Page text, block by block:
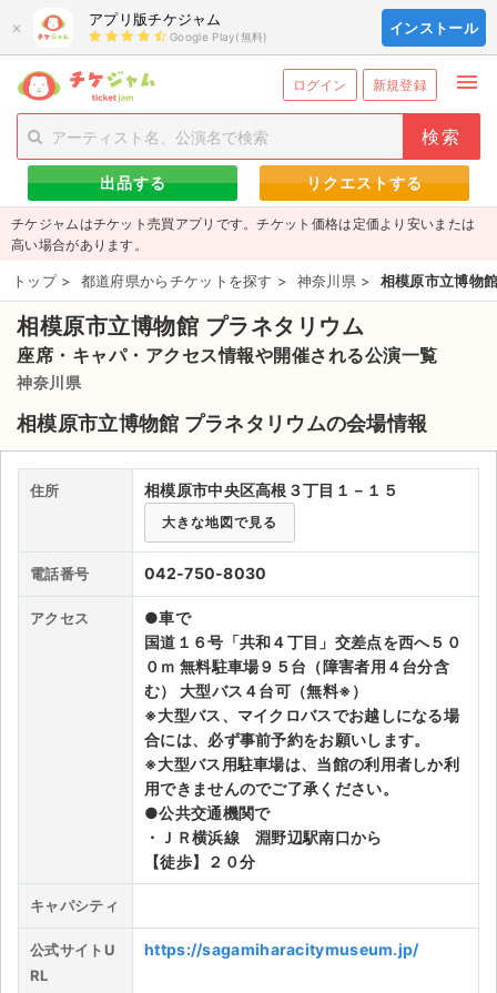
× アプリ版チケジャム
Google Play(無料) インストール
ログイン 新規登録 menu
person_add 新規会員登録 exit_to_app ログイン
チケットを探す
新着チケット
値下げしたチケット
都道府県からチケットを探す
もうすぐ開催のチケット
チケットのリクエスト一覧
取扱チケット
ライブ・コンサート（国内）
ライブ・コンサート（海外）
イベント
演劇・ミュージカル
手数料・お支払い方法
お知らせ
出品する リクエストする
チケジャムはチケット売買アプリです。チケット価格は定価より安いまたは
高い場合があります。
トップ > 都道府県からチケットを探す > 神奈川県 > 相模原市立博物
相模原市立博物館 プラネタリウム
座席・キャパ・アクセス情報や開催される公演一覧
神奈川県
相模原市立博物館 プラネタリウムの会場情報
住所 相模原市中央区高根３丁目１－１５
大きな地図で見る
電話番号 042-750-8030
アクセス
●車で
国道１６号「共和４丁目」交差点を西へ５０
０ｍ 無料駐車場９５台（障害者用４台分含
む） 大型バス４台可（無料※）
※大型バス、マイクロバスでお越しになる場
合には、必ず事前予約をお願いします。
※大型バス用駐車場は、当館の利用者しか利
用できませんのでご了承ください。
●公共交通機関で
・ＪＲ横浜線 淵野辺駅南口から
【徒歩】２０分
キャパシティ
公式サイトU
RL
https://sagamiharacitymuseum.jp/